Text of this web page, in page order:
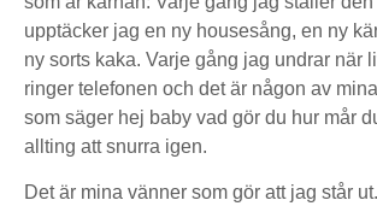
upptäcker jag en ny housesång, en ny
ny sorts kaka. Varje gång jag undrar när
ringer telefonen och det är någon av
som säger hej baby vad gör du hur mår
allting att snurra igen.
Det är mina vänner som gör att jag står